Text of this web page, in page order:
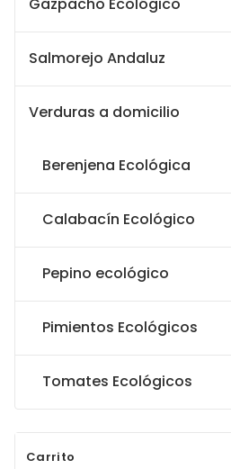
Gazpacho Ecológico
Salmorejo Andaluz
Verduras a domicilio
Berenjena Ecológica
Calabacín Ecológico
Pepino ecológico
Pimientos Ecológicos
Tomates Ecológicos
Carrito